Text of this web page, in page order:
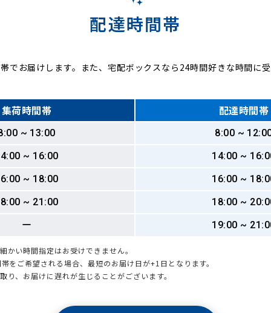
配達時間帯
でお届けします。また、宅配ボックスなら24時間好きな時間に
集荷時間帯 配達時間帯
~ 13:00
8:00 ~
~ 16:00
14:00 ~
~ 18:00
16:00 ~
~ 21:00
18:00 ~
ー
19:00 ~
い時間指定はお受けできません。
をご希望される場合、最短のお届け日が+1日となります。
、お届けに遅れが生じることがございます。